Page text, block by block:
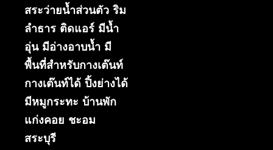
สระว่ายน้ำส่วนตัว ริม
ลำธาร ติดแอร์ มีน้ำ
อุ่น มีอ่างอาบน้ำ มี
พื้นที่สำหรับกางเต๊นท์
กางเต๊นท์ได้ ปิ้งย่างได้
มีหมูกระทะ บ้านพัก
แก่งคอย ชะอม
สระบุรี